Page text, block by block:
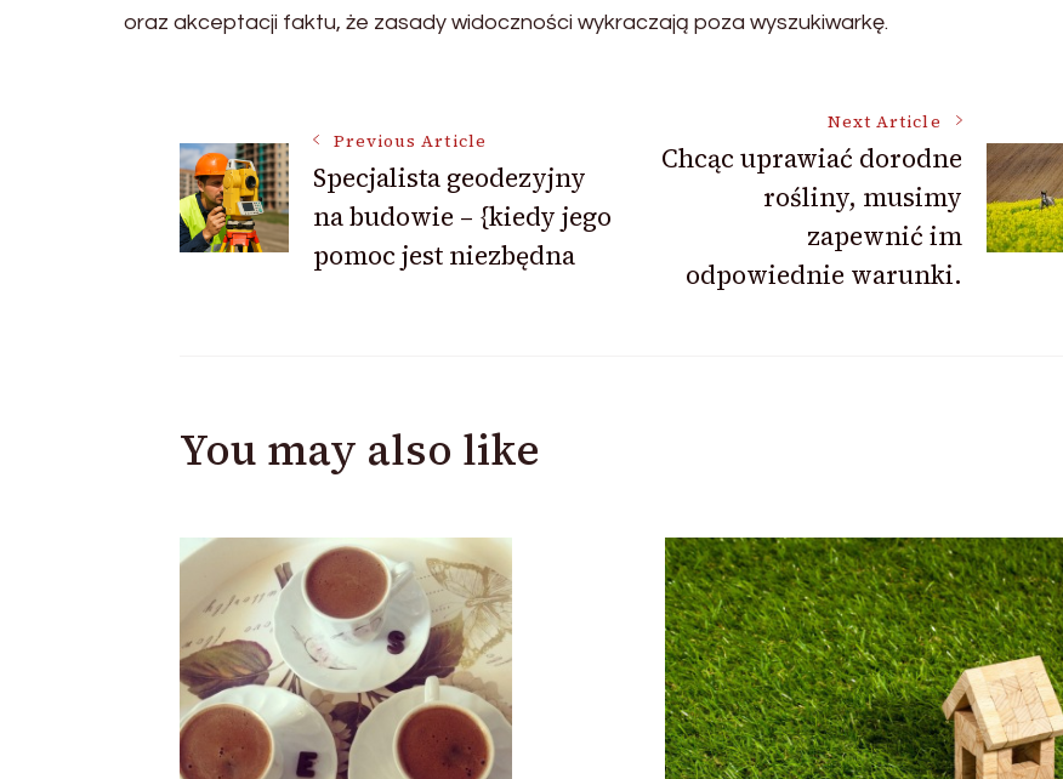
oraz akceptacji faktu, że zasady widoczności wykraczają poza wyszukiwarkę.
Post
Navigation
Previous Article
Specjalista geodezyjny
na budowie – {kiedy jego
pomoc jest niezbędna
Next Article
Chcąc uprawiać dorodne
rośliny, musimy
zapewnić im
odpowiednie warunki.
You may also like